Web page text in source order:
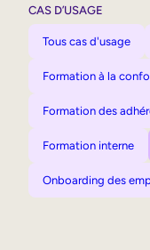
CAS D’USAGE
Tous cas d'usage
Formation à la
Formation des
Formation interne
Onboarding des